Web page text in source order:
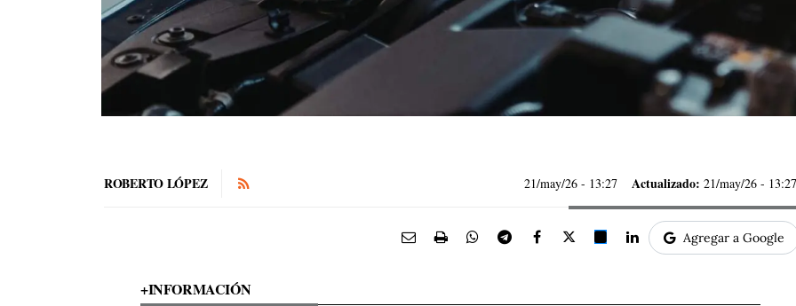
ROBERTO LÓPEZ 21/may/26 - 13:27 Actualizado: 21/may/26 - 13:27
Agregar a Google
+INFORMACIÓN